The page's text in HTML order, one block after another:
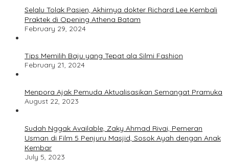
Selalu Tolak Pasien, Akhirnya dokter Richard Lee Kembali
Praktek di Opening Athena Batam
February 29, 2024
Tips Memilih Baju yang Tepat ala Silmi Fashion
February 21, 2024
Menpora Ajak Pemuda Aktualisasikan Semangat Pramuka
August 22, 2023
Sudah Nggak Available, Zaky Ahmad Rivai, Pemeran
Usman di Film 5 Penjuru Masjid, Sosok Ayah dengan Anak
Kembar
July 5, 2023